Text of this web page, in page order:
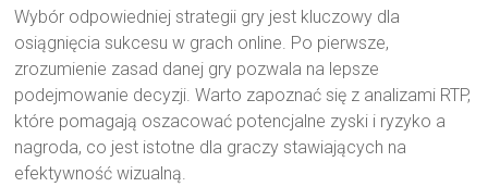
Wybór odpowiedniej strategii gry jest kluczowy dla
osiągnięcia sukcesu w grach online. Po pierwsze,
zrozumienie zasad danej gry pozwala na lepsze
podejmowanie decyzji. Warto zapoznać się z analizami RTP,
które pomagają oszacować potencjalne zyski i ryzyko a
nagroda, co jest istotne dla graczy stawiających na
efektywność wizualną.